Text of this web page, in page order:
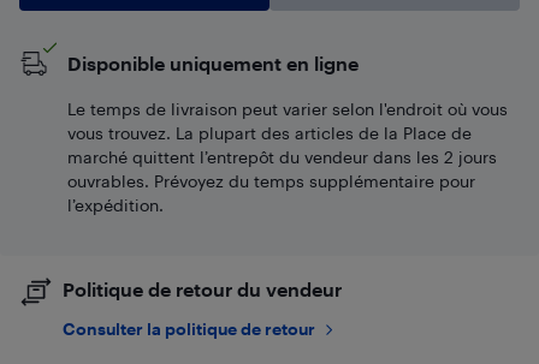
Disponible uniquement en ligne
Le temps de livraison peut varier selon l'endroit où vous
vous trouvez. La plupart des articles de la Place de
marché quittent l’entrepôt du vendeur dans les 2 jours
ouvrables. Prévoyez du temps supplémentaire pour
l’expédition.
Politique de retour du vendeur
Consulter la politique de retour